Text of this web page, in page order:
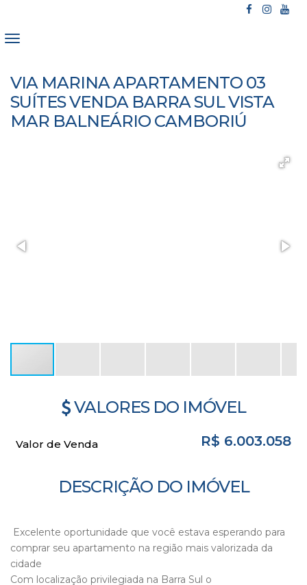
VIA MARINA APARTAMENTO 03
SUÍTES VENDA BARRA SUL VISTA
MAR BALNEÁRIO CAMBORIÚ
VALORES DO IMÓVEL
R$ 6.003.058
Valor de Venda
DESCRIÇÃO DO IMÓVEL
Excelente oportunidade que você estava esperando para
comprar seu apartamento na região mais valorizada da
cidade
Com localização privilegiada na Barra Sul o